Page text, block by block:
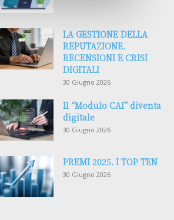
LA GESTIONE DELLA
REPUTAZIONE.
RECENSIONI E CRISI
DIGITALI
30 Giugno 2026
Il “Modulo CAI” diventa
digitale
30 Giugno 2026
PREMI 2025. I TOP TEN
30 Giugno 2026